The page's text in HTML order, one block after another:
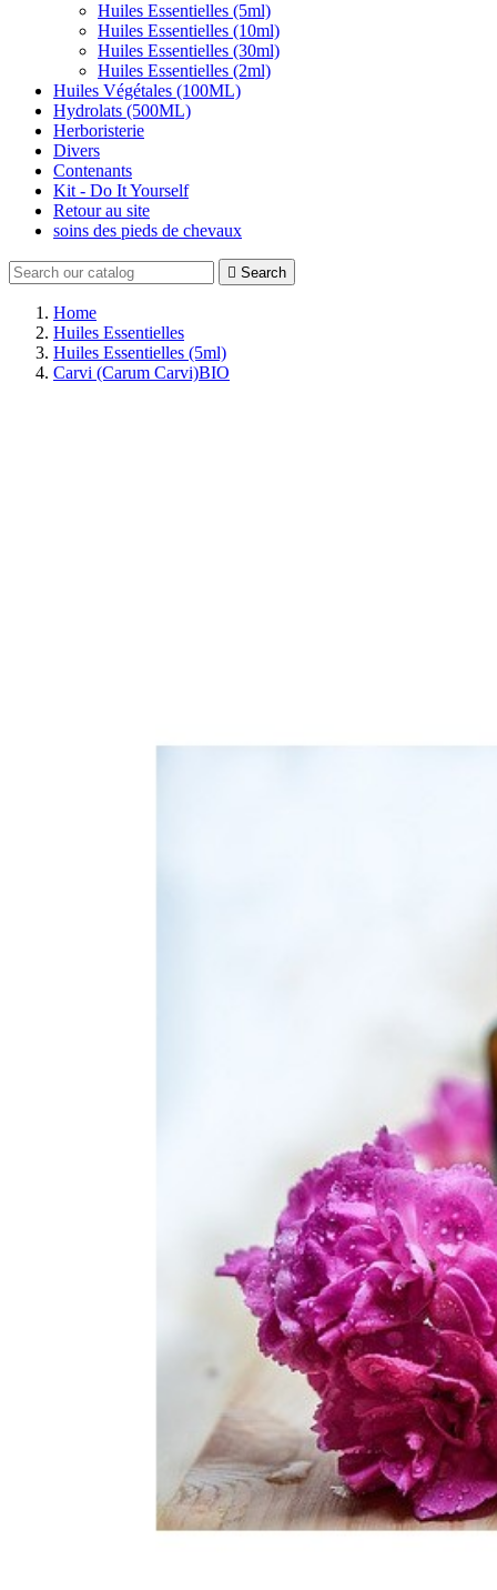
Huiles Essentielles (5ml)
Huiles Essentielles (10ml)
Huiles Essentielles (30ml)
Huiles Essentielles (2ml)
Huiles Végétales (100ML)
Hydrolats (500ML)
Herboristerie
Divers
Contenants
Kit - Do It Yourself
Retour au site
soins des pieds de chevaux
 Search
Home
Huiles Essentielles
Huiles Essentielles (5ml)
Carvi (Carum Carvi)BIO